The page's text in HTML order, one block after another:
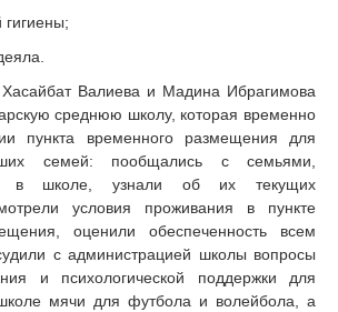
Валиева и Мадина Ибрагимова
среднюю школу, которая временно
пункта временного размещения для
семей: пообщались с семьями,
в школе, узнали об их текущих
условия проживания в пункте
оценили обеспеченность всем
с администрацией школы вопросы
и психологической поддержки для
мячи для футбола и волейбола, а